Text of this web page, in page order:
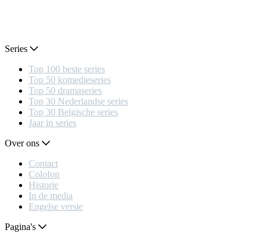
Series
Top 100 beste series
Top 50 komedieseries
Top 50 dramaseries
Top 30 Nederlandse series
Top 30 Belgische series
Jaar in series
Over ons
Contact
Colofon
Historie
In de media
Engelse versie
Pagina's